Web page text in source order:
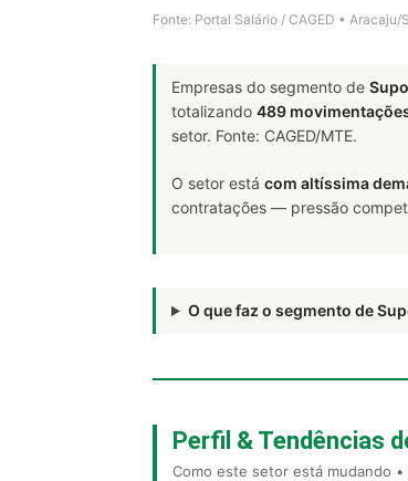
Fonte: Portal Salário / CAGED •
Empresas do segmento de
totalizando 489
setor. Fonte: CAGED/MTE.
O setor está com altíssima
contratações — pressão
O que faz o segmento de
Perfil & Tendências
Como este setor está mudando